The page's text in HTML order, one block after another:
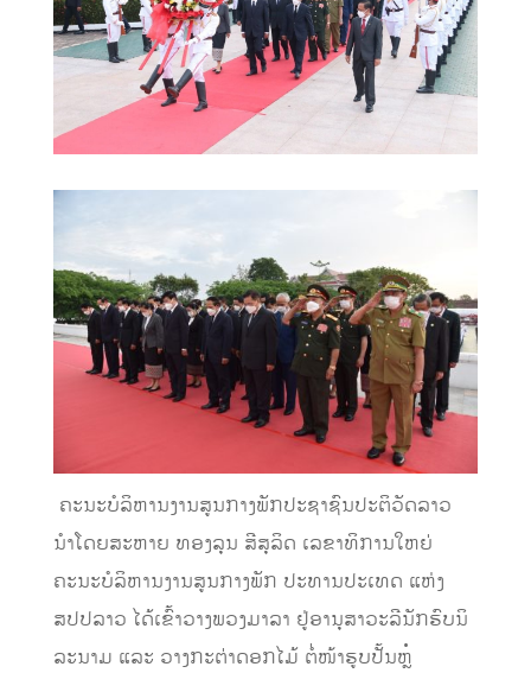
ຄະນະບໍລິຫານງານສູນກາງພັກປະຊາຊົນປະຕິວັດລາວ
ນຳໂດຍສະຫາຍ ທອງລຸນ ສີສຸລິດ ເລຂາທິການໃຫຍ່
ຄະນະບໍລິຫານງານສູນກາງພັກ ປະທານປະເທດ ແຫ່ງ
ສປປລາວ ໄດ້ເຂົ້າວາງພວງມາລາ ຢູ່ອານຸສາວະລີນັກຮົບນິ
ລະນາມ ແລະ ວາງກະຕ່າດອກໄມ້ ຕໍ່ໜ້າຮູບປັ້ນຫຼໍ່